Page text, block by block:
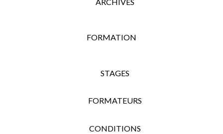
FORMATION
STAGES
FORMATEURS
CONDITIONS